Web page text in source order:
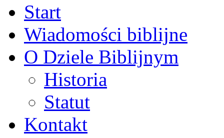
Start
Wiadomości biblijne
O Dziele Biblijnym
Historia
Statut
Kontakt